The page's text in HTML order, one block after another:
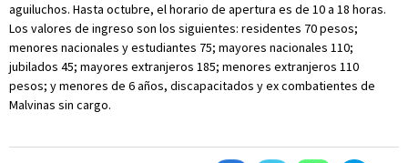
aguiluchos. Hasta octubre, el horario de apertura es de 10 a 18 horas.
Los valores de ingreso son los siguientes: residentes 70 pesos;
menores nacionales y estudiantes 75; mayores nacionales 110;
jubilados 45; mayores extranjeros 185; menores extranjeros 110
pesos; y menores de 6 años, discapacitados y ex combatientes de
Malvinas sin cargo.